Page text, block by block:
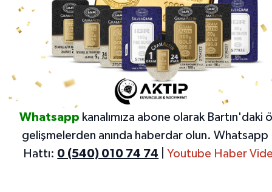
Whatsapp kanalımıza abone olarak Bartın'daki
gelişmelerden anında haberdar olun. Whatsapp
Hattı: 0 (540) 010 74 74 |Youtube Haber